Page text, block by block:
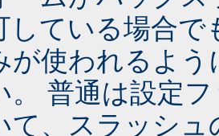
している場合で
が使われるよ
。 普通は設定
て、スラッシ